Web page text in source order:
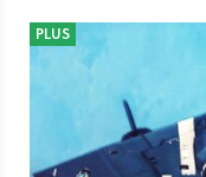
Luftkampfspiele.
keine oder nur sehr
Konkurrenz. Doch
das Spiel seine
abseits der Trends
Folge von GameStar
PLUS